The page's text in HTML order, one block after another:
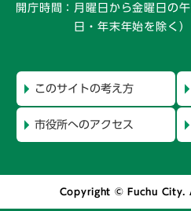
開庁時間： 月曜日から金曜日の
日・年末年始を除く）
このサイトの考え方
市役所へのアクセス
Copyright © Fuchu City.